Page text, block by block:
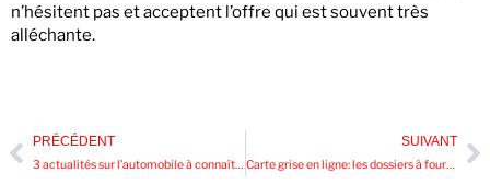
n’hésitent pas et acceptent l’offre qui est souvent très
alléchante.
PRÉCÉDENT
3 actualités sur l’automobile à connaître en 2022
SUIVANT
Carte grise en ligne: les dossiers à fournir